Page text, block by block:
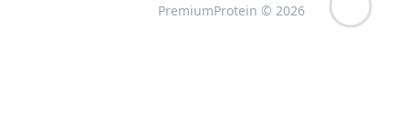
PremiumProtein © 2026